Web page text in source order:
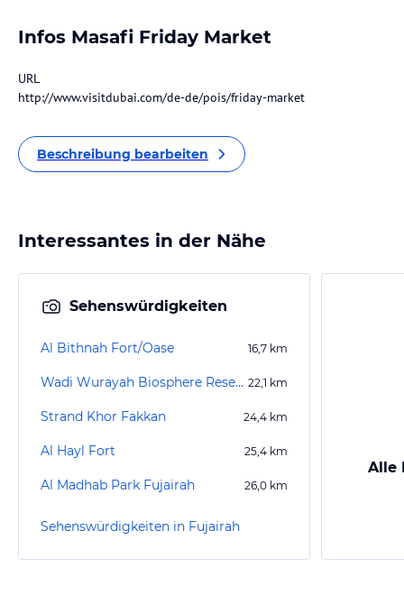
Infos Masafi Friday Market
URL
http://www.visitdubai.com/de-de/pois/friday-market
Beschreibung bearbeiten
Interessantes in der Nähe
Sehenswürdigkeiten
Al Bithnah Fort/Oase 16,7 km
Wadi Wurayah Biosphere Reserve 22,1 km
Strand Khor Fakkan 24,4 km
Al Hayl Fort 25,4 km
Al Madhab Park Fujairah 26,0 km
Sehenswürdigkeiten in Fujairah
Alle